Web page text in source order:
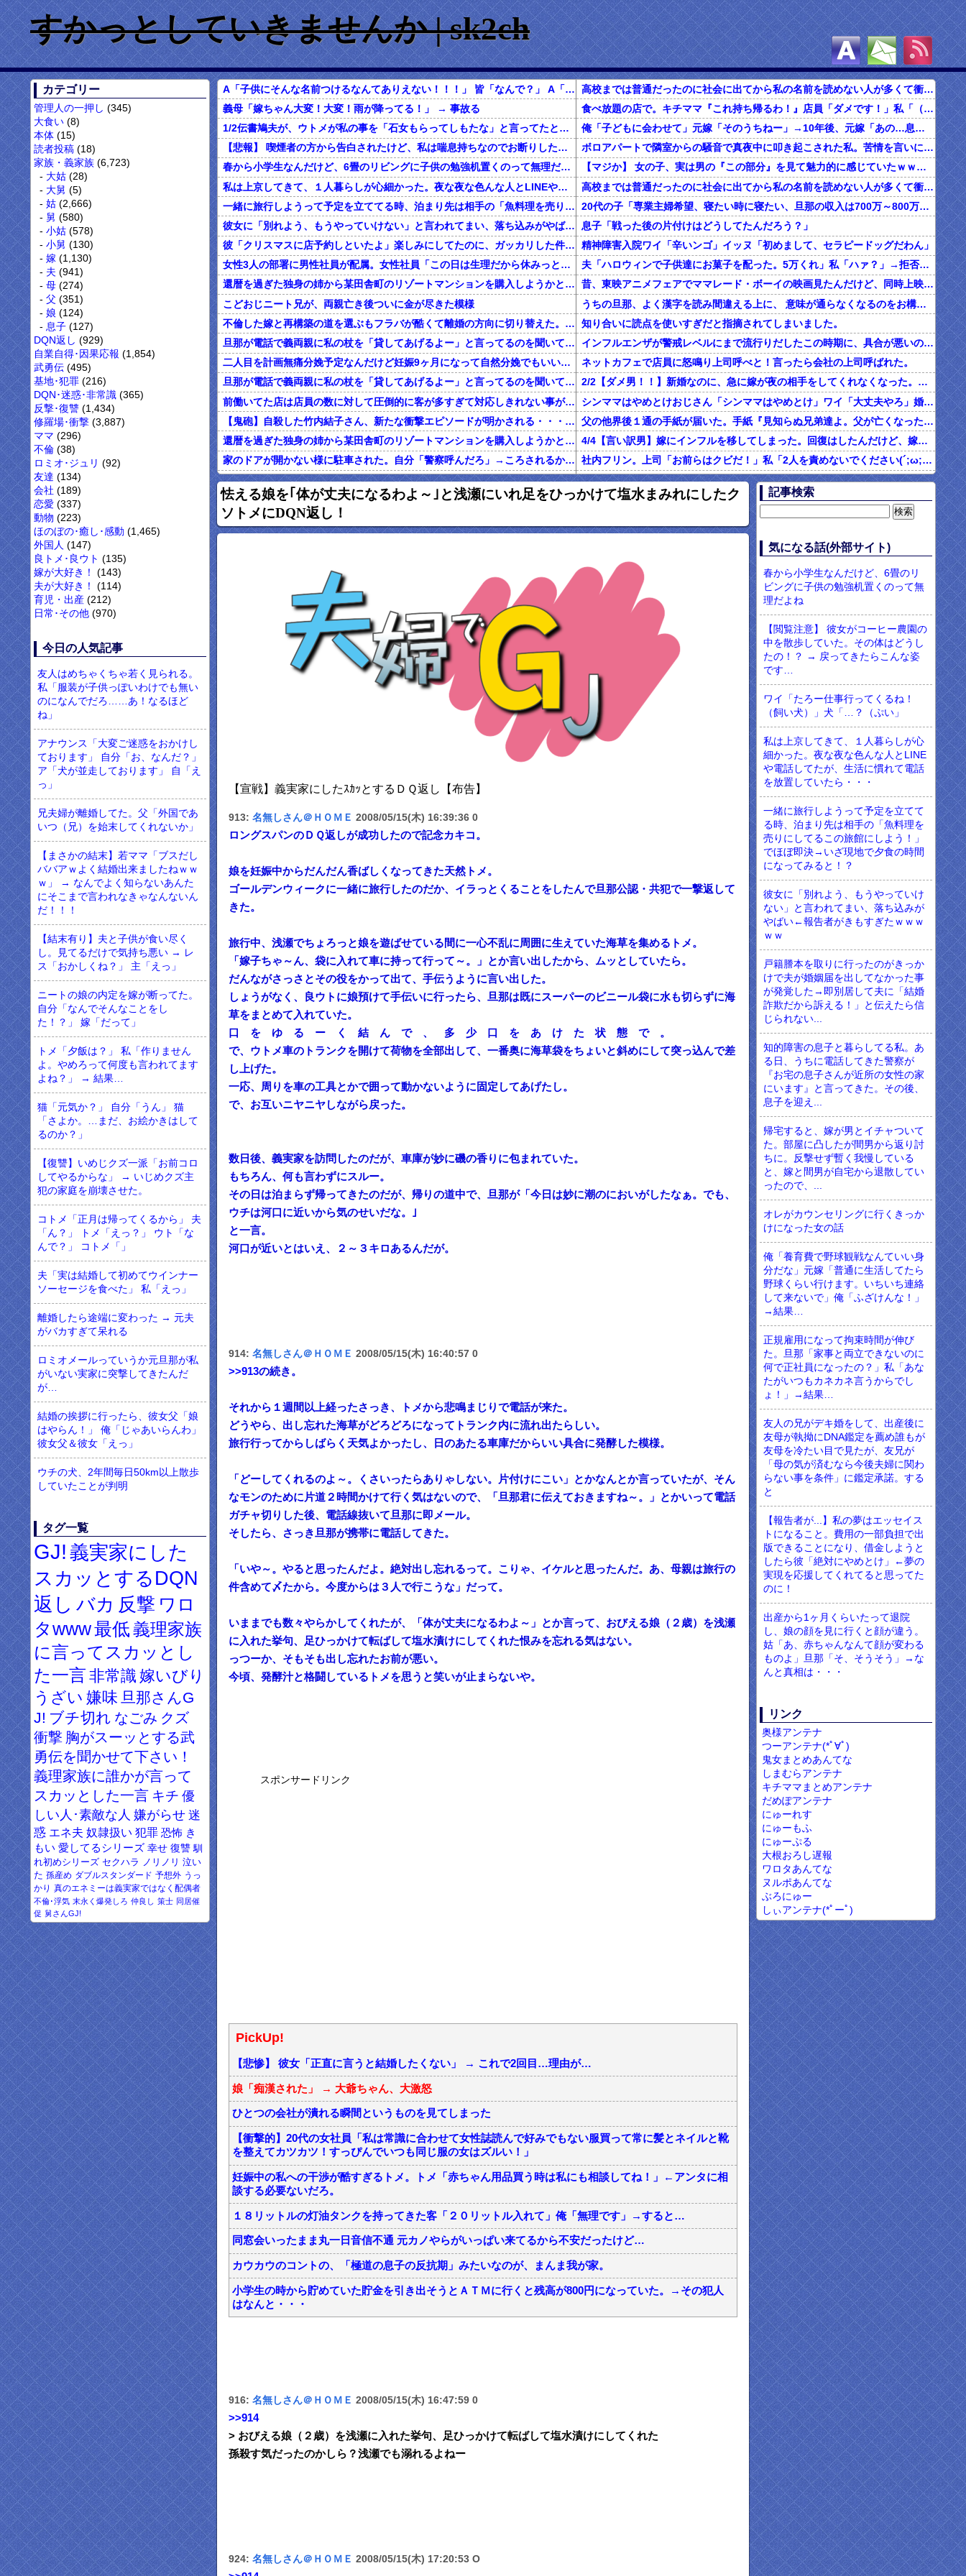
すかっとしていきませんか | sk2ch
カテゴリー
管理人の一押し (345)
大食い (8)
本体 (15)
読者投稿 (18)
家族・義家族 (6,723)
大姑(28)
大舅 (5)
姑(2,666)
舅 (580)
小姑(578)
小舅 (130)
嫁(1,130)
夫 (941)
母(274)
父 (351)
娘 (124)
息子(127)
DQN返し (929)
自業自得･因果応報 (1,854)
武勇伝 (495)
基地･犯罪 (216)
DQN･迷惑･非常識 (365)
反撃･復讐 (1,434)
修羅場･衝撃 (3,887)
ママ (296)
不倫 (38)
ロミオ･ジュリ (92)
友達 (134)
会社 (189)
恋愛 (337)
動物 (223)
ほのぼの･癒し･感動 (1,465)
外国人 (147)
良トメ･良ウト (135)
嫁が大好き！
(143)
夫が大好き！
(114)
育児・出産 (212)
日常･その他 (970)
今日の人気記事
友人はめちゃくちゃ若く見られる。
私「服装が子供っぽいわけでも無い
のになんでだろ……あ！なるほど
ね」
アナウンス「大変ご迷惑をおかけし
ております」 自分「お、なんだ？」
ア「犬が並走しております」 自「え
っ」
兄夫婦が離婚してた。父「外国であ
いつ（兄）を始末してくれないか」
【まさかの結末】若ママ「ブスだし
ババアｗよく結婚出来ましたねｗｗ
ｗ」 → なんでよく知らないあんた
にそこまで言われなきゃなんないん
だ！！！
【結末有り】夫と子供が食い尽く
し。見てるだけで気持ち悪い → レ
ス「おかしくね？」 主「えっ」
ニートの娘の内定を嫁が断ってた。
自分「なんでそんなことをし
た！？」 嫁「だって」
トメ「夕飯は？」 私「作りません
よ。やめろって何度も言われてます
よね？」 → 結果…
猫「元気か？」 自分「うん」 猫
「さよか。…まだ、お絵かきはして
るのか？」
【復讐】いめじクズ一派「お前コロ
してやるからな」 → いじめクズ主
犯の家庭を崩壊させた。
コトメ「正月は帰ってくるから」 夫
「ん？」 トメ「えっ？」 ウト「な
んで？」 コトメ「」
夫「実は結婚して初めてウインナー
ソーセージを食べた」 私「えっ」
離婚したら途端に変わった → 元夫
がバカすぎて呆れる
ロミオメールっていうか元旦那が私
がいない実家に突撃してきたんだ
が…
結婚の挨拶に行ったら、彼女父「娘
はやらん！」 俺「じゃあいらんわ」
彼女父＆彼女「えっ」
ウチの犬、2年間毎日50km以上散歩
していたことが判明
タグ一覧
GJ! 義実家にした
スカッとするDQN
返し バカ 反撃 ワロ
タwww最低 義理家族
に言ってスカッとし
た一言 非常識 嫁いびり
うざい 嫌味 旦那さんG
J! ブチ切れ なごみ クズ
衝撃 胸がスーッとする武
勇伝を聞かせて下さい！
義理家族に誰かが言って
スカッとした一言 キチ 優
しい人･素敵な人 嫌がらせ 迷
惑 エネ夫 奴隷扱い 犯罪 恐怖 き
もい 愛してるシリーズ 幸せ 復讐 馴
れ初めシリーズ セクハラ ノリノリ 泣い
た 孫産め ダブルスタンダード 予想外 うっ
かり 真のエネミーは義実家ではなく配偶者
不倫･浮気 末永く爆発しろ 仲良し 策士 同居催
促 舅さんGJ!
A「子供にそんな名前つけるなんてありえない！！！」 皆「なんで？」 A「だって…」
義母「嫁ちゃん大変！大変！雨が降ってる！」 → 事故る
1/2伝書鳩夫が、ウトメが私の事を「石女もらってしもたな」と言ってたと言う。んならと病院に行けば私に原因はない。つまりは夫が種無しだってこと。その間ウトメに孫梅攻撃をされても
【悲報】 喫煙者の方から告白されたけど、私は喘息持ちなのでお断りしたら、「お前のためにこれまで散々我慢してきたんだぞ！！」
春から小学生なんだけど、6畳のリビングに子供の勉強机置くのって無理だよね
私は上京してきて、１人暮らしが心細かった。夜な夜な色んな人とLINEや電話してたが、生活に慣れて電話を放置していたら・・・
一緒に旅行しようって予定を立ててる時、泊まり先は相手の「魚料理を売りにしてるこの旅館にしよう！」でほぼ即決→いざ現地で夕食の時間になってみると！？
彼女に「別れよう、もうやっていけない」と言われてまい、落ち込みがやばい←報告者がきもすぎたｗｗｗｗｗ
彼「クリスマスに店予約しといたよ」楽しみにしてたのに、ガッカリした件ｗｗｗｗｗ
女性3人の部署に男性社員が配属。女性社員「この日は生理だから休みっと」 → 男性社員が爆発
還暦を過ぎた独身の姉から某田舎町のリゾートマンションを購入しようかと思うと相談された
こどおじニート兄が、両親亡き後ついに金が尽きた模様
不倫した嫁と再構築の道を選ぶもフラバが酷くて離婚の方向に切り替えた。しかし親まで召喚して抵抗する嫁を見てるうちに「俺もすればいいじゃん」という結...
旦那が電話で義両親に私の杖を「貸してあげるよー」と言ってるのを聞いてしまった
二人目を計画無痛分娩予定なんだけど妊娠9ヶ月になって自然分娩でもいいかなって思うようになってきた
旦那が電話で義両親に私の杖を「貸してあげるよー」と言ってるのを聞いてしまった
前働いてた店は店員の数に対して圧倒的に客が多すぎて対応しきれない事がしょっちゅうあった
【鬼砲】自殺した竹内結子さん、新たな衝撃エピソードが明かされる・・・これは・・・
還暦を過ぎた独身の姉から某田舎町のリゾートマンションを購入しようかと思うと相談された
家のドアが開かない様に駐車された。自分「警察呼んだろ」→ころされるかと思った…
オレがカウンセリングに行くきっかけになった女の話
俺「養育費で野球観戦なんていい身分だな」元嫁「普通に生活してたら野球くらい行けます。いちいち連絡して来ないで」俺「ふざけんな！」→結果…
高校までは普通だったのに社会に出てから私の名前を読めない人が多くて衝撃だった。上司にはDQNネームとまで言われてショック…
食べ放題の店で。キチママ『これ持ち帰るわ！』店員「ダメです！」私「（セコママだ！）」キチ『食べ放題だし持ち帰っても一緒よ！』 → すると突然...
俺「子どもに会わせて」元嫁「そのうちねー」→10年後、元嫁「あの…息子が…」
ボロアパートで隣室からの騒音で真夜中に叩き起こされた私。苦情を言いに行くと、DQNがビクビク震えながら一言ｗｗｗ
【マジか】 女の子、実は男の『この部分』を見て魅力的に感じていたｗｗｗｗｗｗｗｗ
高校までは普通だったのに社会に出てから私の名前を読めない人が多くて衝撃だった。上司にはDQNネームとまで言われてショック…
20代の子「専業主婦希望、寝たい時に寝たい、旦那の収入は700万～800万ぐらい。友達とランチ、ヨガ、エステ」→結果…
息子「戦った後の片付けはどうしてたんだろう？」
精神障害入院ワイ「辛いンゴ」イッヌ「初めまして、セラピードッグだわん」
夫「ハロウィンで子供達にお菓子を配った。5万くれ」私「ハァ？」→拒否したら離婚しようと言われ...
昔、東映アニメフェアでママレード・ボーイの映画見たんだけど、同時上映がスラムダンクとドラゴンボールだったんだよな。
うちの旦那、よく漢字を読み間違える上に、 意味が通らなくなるのをお構いなしにそのまま無理やり読もうとする。
知り合いに読点を使いすぎだと指摘されてしまいました。
インフルエンザが警戒レベルにまで流行りだしたこの時期に、具合が悪いのに頑なに病院に行こうとしない同居の義姉。
ネットカフェで店員に怒鳴り上司呼べと！言ったら会社の上司呼ばれた。
2/2【ダメ男！！】新婚なのに、急に嫁が夜の相手をしてくれなくなった。その代わり口ではしてくれるんだけど…仕事もちょくちょく休んでるみたいだし。これって真っ黒？？→結果…
シンママはやめとけおじさん「シンママはやめとけ」ワイ「大丈夫やろ」婚姻届け提出⇒結果！！
父の他界後１通の手紙が届いた。手紙『見知らぬ兄弟達よ。父が亡くなったそうだが我々は二千万ほどだけ貰えたら後は遺産は一切いらない。だからくれ』 → なんと…
4/4【言い訳男】嫁にインフルを移してしまった。回復はしたんだけど、嫁「こっちは病み上がりでフラフラしてるのにあんたはTV見て。手伝う気はないわけ？」→そりゃない事もないけど
社内フリン。上司「お前らはクビだ！」私「2人を責めないでください(´;ω;｀)私さえいなければいいんです」 みんな「！？」 → 狙い通りだった・・・
私「初めて飲む味だけどなんのお茶？」彼「ちっ！」私「」
【ネット騒然】惨殺されたタワマン頂き女子のこの動画、すげえええええｗｗｗｗｗｗｗｗｗｗｗ
百年の恋12-899 食べた量を張り合ってくる
【マジかよ】現役のヤクサ"が5chに降臨 → 衝撃の暴露を開始・・・！！！
怯える娘を｢体が丈夫になるわよ～｣と浅瀬にいれ足をひっかけて塩水まみれにしたク
ソトメにDQN返し！
【宣戦】義実家にしたｽｶｯとするＤＱ返し【布告】
913: 名無しさん＠ＨＯＭＥ 2008/05/15(木) 16:39:36 0
ロングスパンのＤＱ返しが成功したので記念カキコ。
娘を妊娠中からだんだん香ばしくなってきた天然トメ。
ゴールデンウィークに一緒に旅行したのだか、イラっとくることをしたんで旦那公認・共犯で一撃返して
きた。
旅行中、浅瀬でちょろっと娘を遊ばせている間に一心不乱に周囲に生えていた海草を集めるトメ。
「嫁子ちゃ～ん、袋に入れて車に持って行って～。」とか言い出したから、ムッとしていたら。
だんながさっさとその役をかって出て、手伝うように言い出した。
しょうがなく、良ウトに娘預けて手伝いに行ったら、旦那は既にスーパーのビニール袋に水も切らずに海
草をまとめて入れていた。
口 を ゆ る ー く 結 ん で 、 多 少 口 を あ け た 状 態 で 。
で、ウトメ車のトランクを開けて荷物を全部出して、一番奥に海草袋をちょいと斜めにして突っ込んで差
し上げた。
一応、周りを車の工具とかで囲って動かないように固定してあげたし。
で、お互いニヤニヤしながら戻った。
数日後、義実家を訪問したのだが、車庫が妙に磯の香りに包まれていた。
もちろん、何も言わずにスルー。
その日は泊まらず帰ってきたのだが、帰りの道中で、旦那が「今日は妙に潮のにおいがしたなぁ。でも、
ウチは河口に近いから気のせいだな。｣
と一言。
河口が近いとはいえ、２～３キロあるんだが。
914: 名無しさん＠ＨＯＭＥ 2008/05/15(木) 16:40:57 0
>>913の続き。
それから１週間以上経ったさっき、トメから悲鳴まじりで電話が来た。
どうやら、出し忘れた海草がどろどろになってトランク内に流れ出たらしい。
旅行行ってからしばらく天気よかったし、日のあたる車庫だからいい具合に発酵した模様。
「どーしてくれるのよ～。くさいったらありゃしない。片付けにこい」とかなんとか言っていたが、そん
なモンのために片道２時間かけて行く気はないので、「旦那君に伝えておきますね～。」とかいって電話
ガチャ切りした後、電話線抜いて旦那に即メール。
そしたら、さっき旦那が携帯に電話してきた。
「いや～。やると思ったんだよ。絶対出し忘れるって。こりゃ、イケルと思ったんだ。あ、母親は旅行の
件含めて〆たから。今度からは３人で行こうな」だって。
いままでも数々やらかしてくれたが、「体が丈夫になるわよ～」とか言って、おびえる娘（２歳）を浅瀬
に入れた挙句、足ひっかけて転ばして塩水漬けにしてくれた恨みを忘れる気はない。
っつーか、そもそも出し忘れたお前が悪い。
今頃、発酵汁と格闘しているトメを思うと笑いが止まらないや。
スポンサードリンク
PickUp!
【悲惨】 彼女「正直に言うと結婚したくない」 → これで2回目…理由が…
娘「痴漢された」 → 大爺ちゃん、大激怒
ひとつの会社が潰れる瞬間というものを見てしまった
【衝撃的】20代の女社員「私は常識に合わせて女性誌読んで好みでもない服買って常に髪とネイルと靴
を整えてカツカツ！すっぴんでいつも同じ服の女はズルい！」
妊娠中の私への干渉が酷すぎるトメ。トメ「赤ちゃん用品買う時は私にも相談してね！」←アンタに相
談する必要ないだろ。
１８リットルの灯油タンクを持ってきた客「２０リットル入れて」俺「無理です」→すると…
同窓会いったまま丸一日音信不通 元カノやらがいっぱい来てるから不安だったけど…
カウカウのコントの、「極道の息子の反抗期」みたいなのが、まんま我が家。
小学生の時から貯めていた貯金を引き出そうとＡＴＭに行くと残高が800円になっていた。→その犯人
はなんと・・・
916: 名無しさん＠ＨＯＭＥ 2008/05/15(木) 16:47:59 0
>>914
> おびえる娘（２歳）を浅瀬に入れた挙句、足ひっかけて転ばして塩水漬けにしてくれた
孫殺す気だったのかしら？浅瀬でも溺れるよねー
924: 名無しさん＠ＨＯＭＥ 2008/05/15(木) 17:20:53 O
記事検索
気になる話(外部サイト)
春から小学生なんだけど、6畳のリ
ビングに子供の勉強机置くのって無
理だよね
【閲覧注意】 彼女がコーヒー農園の
中を散歩していた。その体はどうし
たの！？ → 戻ってきたらこんな姿
です…
ワイ「たろー仕事行ってくるね！
（飼い犬）」犬「…？（ぷい」
私は上京してきて、１人暮らしが心
細かった。夜な夜な色んな人とLINE
や電話してたが、生活に慣れて電話
を放置していたら・・・
一緒に旅行しようって予定を立てて
る時、泊まり先は相手の「魚料理を
売りにしてるこの旅館にしよう！」
でほぼ即決→いざ現地で夕食の時間
になってみると！？
彼女に「別れよう、もうやっていけ
ない」と言われてまい、落ち込みが
やばい←報告者がきもすぎたｗｗｗ
ｗｗ
戸籍謄本を取りに行ったのがきっか
けで夫が婚姻届を出してなかった事
が発覚した→即別居して夫に「結婚
詐欺だから訴える！」と伝えたら信
じられない...
知的障害の息子と暮らしてる私。あ
る日、うちに電話してきた警察が
『お宅の息子さんが近所の女性の家
にいます』と言ってきた。その後、
息子を迎え...
帰宅すると、嫁が男とイチャついて
た。部屋に凸したが間男から返り討
ちに。反撃せず暫く我慢している
と、嫁と間男が自宅から退散してい
ったので、...
オレがカウンセリングに行くきっか
けになった女の話
俺「養育費で野球観戦なんていい身
分だな」元嫁「普通に生活してたら
野球くらい行けます。いちいち連絡
して来ないで」俺「ふざけんな！」
→結果…
正規雇用になって拘束時間が伸び
た。旦那「家事と両立できないのに
何で正社員になったの？」私「あな
たがいつもカネカネ言うからでし
ょ！」→結果…
友人の兄がデキ婚をして、出産後に
友母が執拗にDNA鑑定を薦め誰もが
友母を冷たい目で見たが、友兄が
「母の気が済むなら今後夫婦に関わ
らない事を条件」に鑑定承諾。する
と
【報告者が...】私の夢はエッセイス
トになること。費用の一部負担で出
版できることになり、借金しようと
したら彼「絶対にやめとけ」←夢の
実現を応援してくれてると思ってた
のに！
出産から1ヶ月くらいたって退院
し、娘の顔を見に行くと顔が違う。
姑「あ、赤ちゃんなんて顔が変わる
ものよ」旦那「そ、そうそう」→な
んと真相は・・・
リンク
奥様アンテナ
つーアンテナ(*ﾟ∀ﾟ)
鬼女まとめあんてな
しまむらアンテナ
キチママまとめアンテナ
だめぽアンテナ
にゅーれす
にゅーもふ
にゅーぷる
大根おろし遅報
ワロタあんてな
ヌルポあんてな
ぶろにゅー
しぃアンテナ(*ﾟーﾟ)